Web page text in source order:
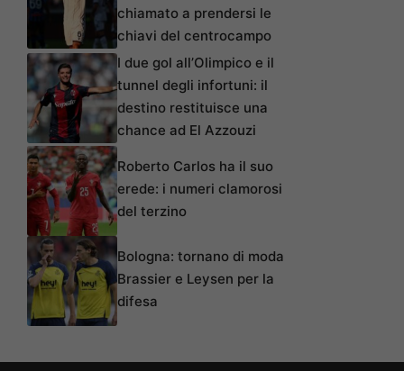
chiamato a prendersi le
chiavi del centrocampo
I due gol all’Olimpico e il
tunnel degli infortuni: il
destino restituisce una
chance ad El Azzouzi
Roberto Carlos ha il suo
erede: i numeri clamorosi
del terzino
Bologna: tornano di moda
Brassier e Leysen per la
difesa